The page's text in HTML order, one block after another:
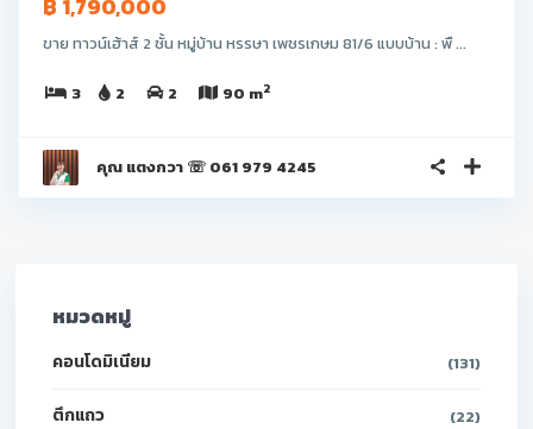
ขาย ทาวน์เฮ้าส์ 2 ชั้น หมู่บ้าน หรรษา เพชรเกษม 81/6 แบบบ้าน : พื ...
3 2 2 90 m2
คุณ แตงกวา ☏ 061 979 4245
หมวดหมู่
คอนโดมิเนียม (131)
ตึกแถว (22)